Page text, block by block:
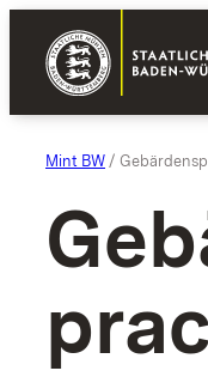
Inhalt
springen
Mint BW /